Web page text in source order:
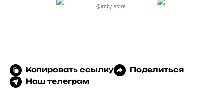
@irnby_store
Копировать ссылку
Поделиться
Наш телеграм